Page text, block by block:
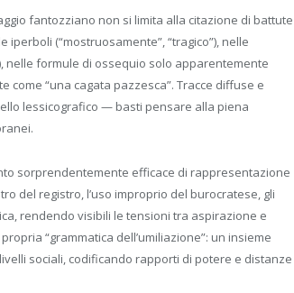
fantozziano non si limita alla citazione di battute
(“mostruosamente”, “tragico”), nelle
nelle formule di ossequio solo apparentemente
come “una cagata pazzesca”. Tracce diffuse e
lessicografico — basti pensare alla piena
sorprendentemente efficace di rappresentazione
del registro, l’uso improprio del burocratese, gli
rendendo visibili le tensioni tra aspirazione e
“grammatica dell’umiliazione”: un insieme
sociali, codificando rapporti di potere e distanze